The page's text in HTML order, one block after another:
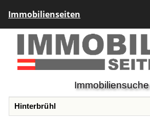
Immobilienseiten
Immobiliensuche